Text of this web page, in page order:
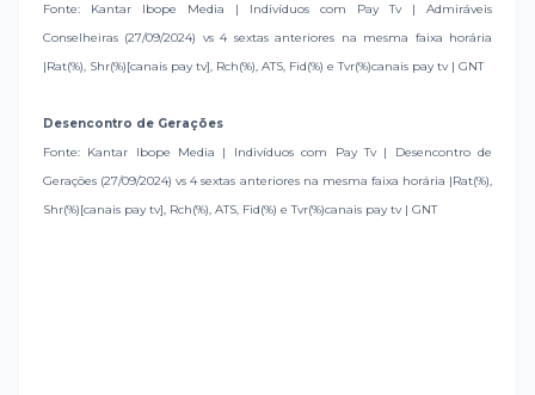
Fonte: Kantar Ibope Media | Indivíduos com Pay Tv | Admiráveis
Conselheiras (27/09/2024) vs 4 sextas anteriores na mesma faixa horária
|Rat(%), Shr(%)[canais pay tv], Rch(%), ATS, Fid(%) e Tvr(%)canais pay tv | GNT
Desencontro de Gerações
Fonte: Kantar Ibope Media | Indivíduos com Pay Tv | Desencontro de
Gerações (27/09/2024) vs 4 sextas anteriores na mesma faixa horária |Rat(%),
Shr(%)[canais pay tv], Rch(%), ATS, Fid(%) e Tvr(%)canais pay tv | GNT